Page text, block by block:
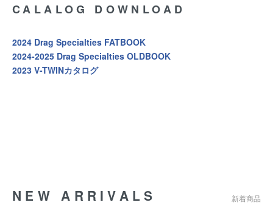
CALALOG DOWNLOAD
2024 Drag Specialties FATBOOK
2024-2025 Drag Specialties OLDBOOK
2023 V-TWINカタログ
NEW ARRIVALS 新着商品